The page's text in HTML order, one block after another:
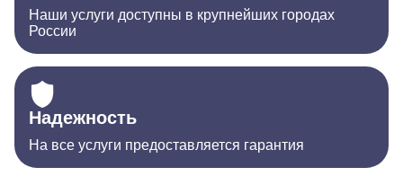
Наши услуги доступны в крупнейших городах
России
Надежность
На все услуги предоставляется гарантия